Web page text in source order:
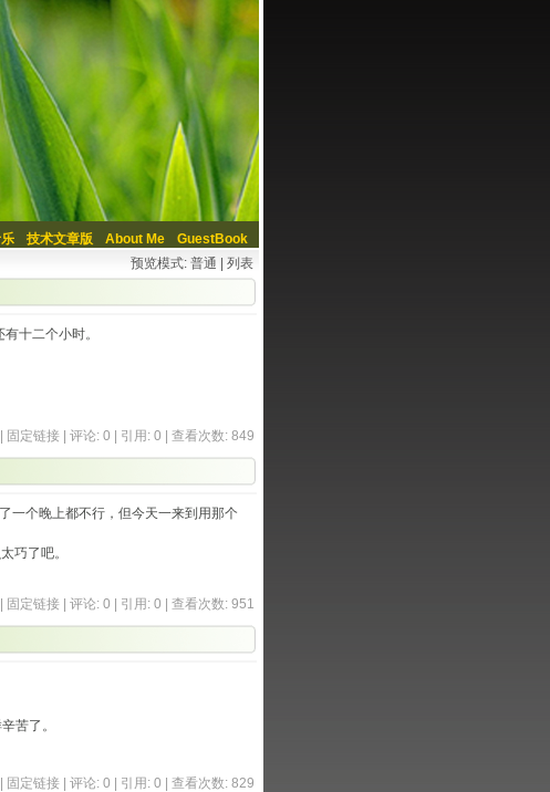
技术文章版 About Me
GuestBook
预览模式: 普通
列表
十二个小时。
固定链接 评论: 0 引用: 0 | 查看次数: 849
一个晚上都不行，但今天一来到用那个
巧了吧。
固定链接 评论: 0 引用: 0 | 查看次数: 951
苦了。
固定链接 评论: 0 引用: 0 | 查看次数: 829